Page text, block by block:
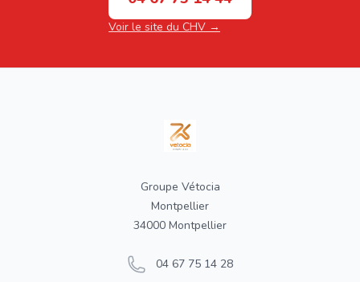
Voir le site du CHV →
Groupe Vétocia
Montpellier
34000 Montpellier
04 67 75 14 28